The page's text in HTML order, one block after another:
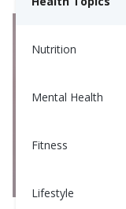
Nutrition
Mental Health
Fitness
Lifestyle